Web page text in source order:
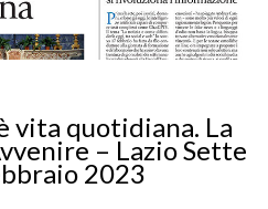
vita quotidiana. La
– Lazio Sette
2023